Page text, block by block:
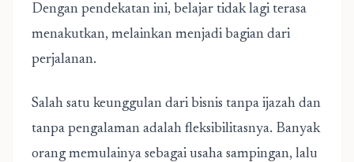
Dengan pendekatan ini, belajar tidak lagi terasa
menakutkan, melainkan menjadi bagian dari
perjalanan.
Salah satu keunggulan dari bisnis tanpa ijazah dan
tanpa pengalaman adalah fleksibilitasnya. Banyak
orang memulainya sebagai usaha sampingan, lalu